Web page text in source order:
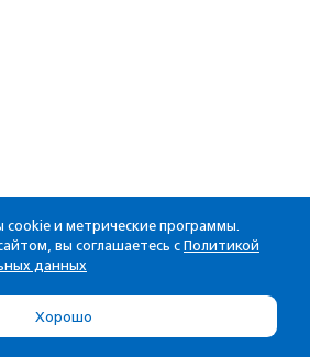
и метрические программы.
вы соглашаетесь с Политикой
данных
Хорошо